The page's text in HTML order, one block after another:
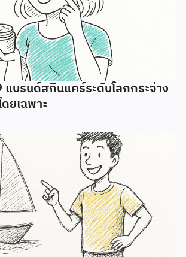
แบรนด์สกินแคร์ระดับโลกกระจ่าง
ยเฉพาะ